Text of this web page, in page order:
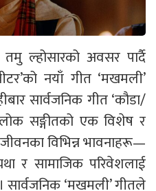
ल्होसारको अवसर पार्दै
नयाँ गीत ‘मखमली’
सार्वजनिक गीत ‘कौडा/
सङ्गीतको एक विशेष र
जीवनका विभिन्न भावनाहरू—
र सामाजिक परिवेशलाई
‘मखमली’ गीतले